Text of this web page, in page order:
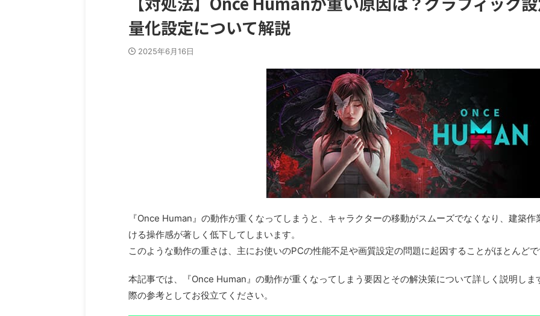
量化設定について解説
2025年6月16日
『Once Human』の動作が重くなってしまうと、キャラクターの移動がスムーズでなくなり、建築
ける操作感が著しく低下してしまいます。
このような動作の重さは、主にお使いのPCの性能不足や画質設定の問題に起因することがほとんど
本記事では、『Once Human』の動作が重くなってしまう要因とその解決策について詳しく説明し
際の参考としてお役立てください。